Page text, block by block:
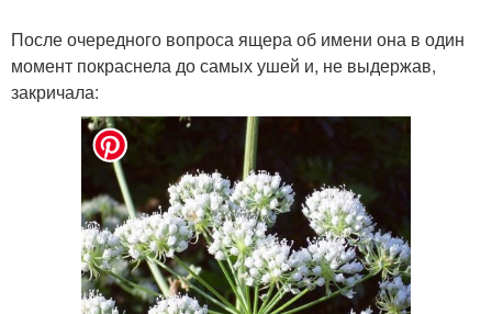
После очередного вопроса ящера об имени она в один
момент покраснела до самых ушей и, не выдержав,
закричала: